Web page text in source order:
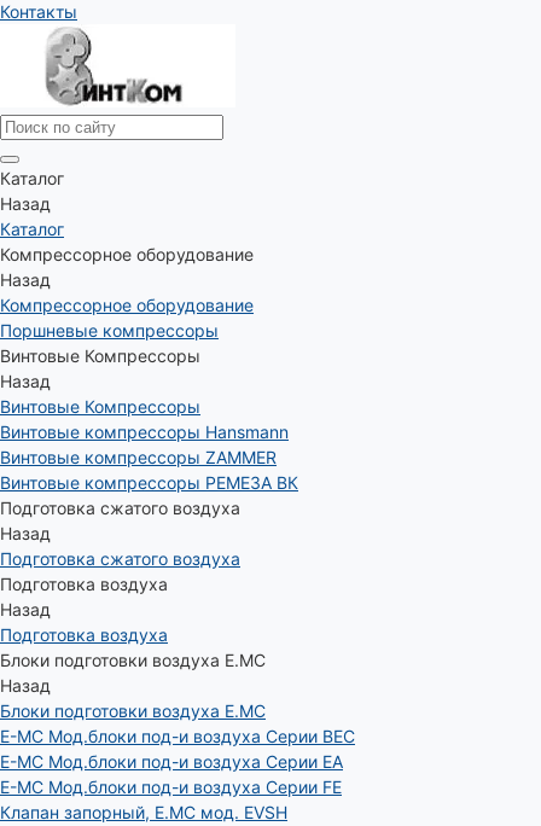
Контакты
Каталог
Назад
Каталог
Компрессорное оборудование
Назад
Компрессорное оборудование
Поршневые компрессоры
Винтовые Компрессоры
Назад
Винтовые Компрессоры
Винтовые компрессоры Hansmann
Винтовые компрессоры ZAMMER
Винтовые компрессоры РЕМЕЗА ВК
Подготовка сжатого воздуха
Назад
Подготовка сжатого воздуха
Подготовка воздуха
Назад
Подготовка воздуха
Блоки подготовки воздуха E.MC
Назад
Блоки подготовки воздуха E.MC
E-MC Мод.блоки под-и воздуха Серии BEC
E-MC Мод.блоки под-и воздуха Серии EA
E-MC Мод.блоки под-и воздуха Серии FE
Клапан запорный, E.MC мод. EVSH